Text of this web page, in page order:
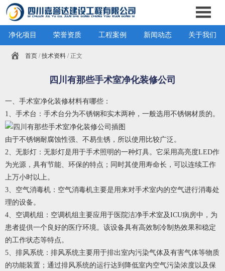
净化项目 荣誉资质 工程案例 新闻动态 关于我们
首页 /技术资料 / 正文
四川有那些手术室净化装修公司
一、手术室净化装修材料有哪些：
1、手术台：手术台分为不锈钢和实木两种，一般选用不锈钢材质的。
由于不锈钢耐腐蚀性强、不易生锈，所以使用比较广泛。
2、无影灯：无影灯是用于手术照明的一种灯具。它采用高亮度LED作
为光源，具有节能、环保的特点；同时其使用寿命长，可以连续工作
上万小时以上。
3、空气消毒机：空气消毒机主要是用来对手术室内的空气进行消毒处
理的设备。
4、空调机组：空调机组主要应用于医院洁净手术室及ICU病房中，为
患者提供一个良好的医疗环境。该设备具有高效制冷制热效果和稳定
的工作状态等特点。
5、排风系统：排风系统主要用于排出室内污染气体及有害气体等物质
的功能装置；通过排风系统的运行达到降低室内空气污染浓度以及保